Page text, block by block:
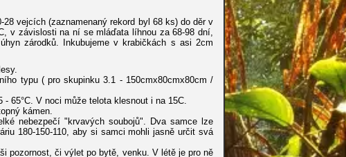
vejcích (zaznamenaný rekord byl 68 ks) do děr v
v závislosti na ní se mláďata líhnou za 68-98 dní,
zárodků. Inkubujeme v krabičkách s asi 2cm
typu ( pro skupinku 3.1 - 150cmx80cmx80cm /
65°C. V noci může telota klesnout i na 15C.
kámen.
nebezpečí "krvavých soubojů". Dva samce lze
180-150-110, aby si samci mohli jasně určit svá
pozornost, či výlet po bytě, venku. V létě je pro ně